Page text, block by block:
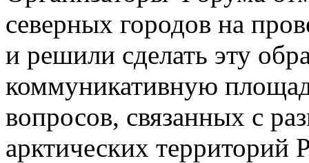
северных городов на
и решили сделать эту
коммуникативную
вопросов, связанных с
арктических территорий